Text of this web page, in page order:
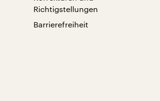
Richtigstellungen
Barrierefreiheit